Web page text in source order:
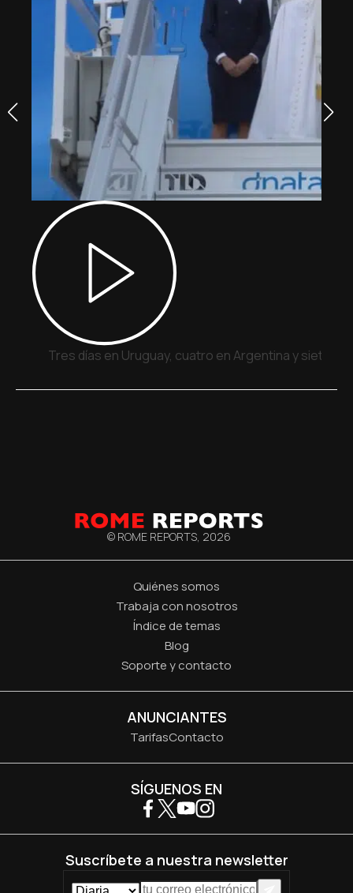
Tres días en Uruguay, cuatro en Argentina y siete
© ROME REPORTS, 2026
Quiénes somos
Trabaja con nosotros
Índice de temas
Blog
Soporte y contacto
ANUNCIANTES
TarifasContacto
SÍGUENOS EN
Suscríbete a nuestra newsletter